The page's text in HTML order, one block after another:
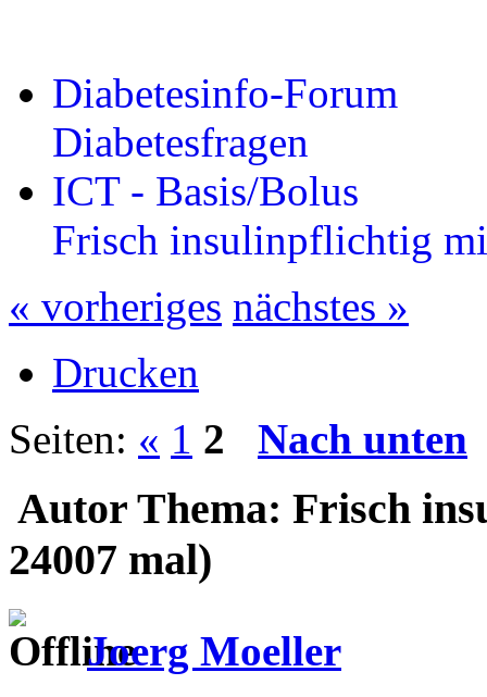
Diabetesinfo-Forum
Diabetesfragen
ICT - Basis/Bolus
Frisch insulinpflichtig
« vorheriges nächstes »
Drucken
Seiten: « 1 2 Nach unten
Autor Thema: Frisch
24007 mal)
Joerg Moeller